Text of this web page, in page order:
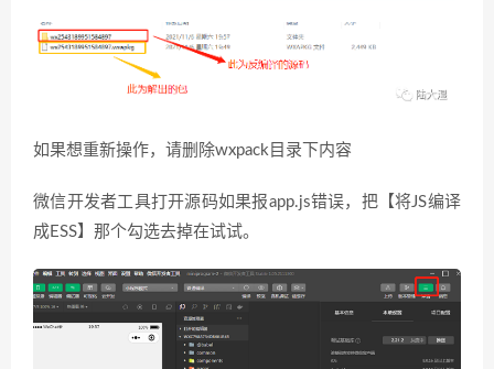
如果想重新操作，请删除wxpack目录下内容
微信开发者工具打开源码如果报app.js错误，把【将JS编译
成ESS】那个勾选去掉在试试。